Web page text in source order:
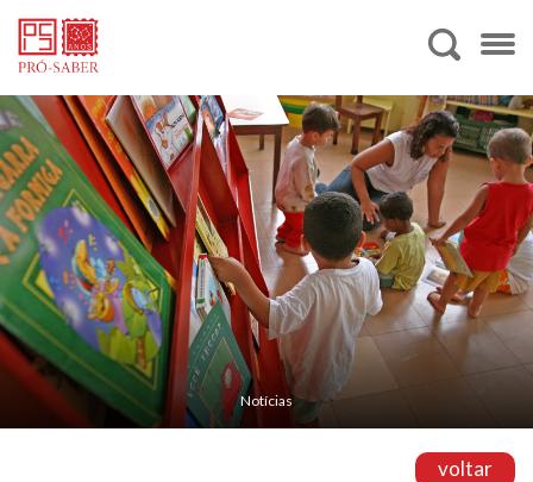
Notícias
voltar